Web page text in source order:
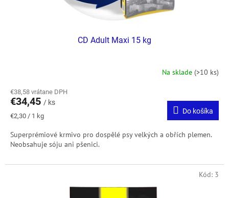
CD Adult Maxi 15 kg
Na sklade (>10 ks)
€38,58 vrátane DPH
€34,45 / ks
Jednotková
€2,30 / 1 kg
Do košíka
Superprémiové krmivo pro dospělé psy velkých a obřích plemen.
Neobsahuje sóju ani pšenici.
Kód: 3